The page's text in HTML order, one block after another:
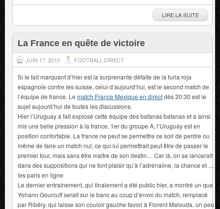
LIRE LA SUITE
La France en quête de victoire
JUIN 17, 2010 FOOTBALL DIRECT
Si le fait marquant d’hier est la surprenante défaite de la furia roja
espagnole contre les suisse, celui d’aujourd’hui, est le second match de
l’équipe de france. Le match France Mexique en directdès 20:30 est le
sujet aujourd’hui de toutes les discussions.
Hier l’Uruguay a fait explosé cette équipe des bafanas bafanas et a ainsi
mis une belle pression à la france. 1er du groupe A, l’Uruguay est en
position confortable. La france ne peut se permettre ce soir de perdre ou
même de faire un match nul, ce qui lui permettrait peut être de passer le
premier tour, mais sans être maitre de son destin… Car là, on se lancerait
dans des suppositions qui ne font plaisir qu’à l’adrénaline, la chance et …
les paris en ligne
Le dernier entraînement, qui finalement a été public hier, a montré un que
Yohann Gourcuff serait sur le banc au coup d’envoi du match, remplacé
par Ribéry, qui laisse son couloir gauche favori à Florent Malouda, un peu